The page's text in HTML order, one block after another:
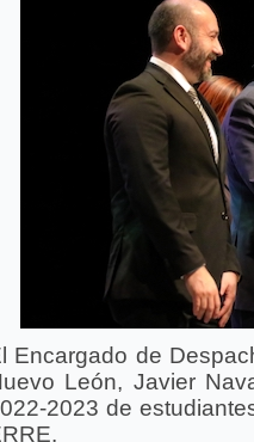
Encargado de
León, Javier
2023 de